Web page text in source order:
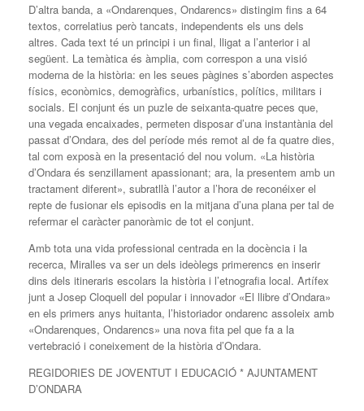
D’altra banda, a «Ondarenques, Ondarencs» distingim fins a 64
textos, correlatius però tancats, independents els uns dels
altres. Cada text té un principi i un final, lligat a l’anterior i al
següent. La temàtica és àmplia, com correspon a una visió
moderna de la història: en les seues pàgines s’aborden aspectes
físics, econòmics, demogràfics, urbanístics, polítics, militars i
socials. El conjunt és un puzle de seixanta-quatre peces que,
una vegada encaixades, permeten disposar d’una instantània del
passat d’Ondara, des del període més remot al de fa quatre dies,
tal com exposà en la presentació del nou volum. «La història
d’Ondara és senzillament apassionant; ara, la presentem amb un
tractament diferent», subratllà l’autor a l’hora de reconéixer el
repte de fusionar els episodis en la mitjana d’una plana per tal de
refermar el caràcter panoràmic de tot el conjunt.
Amb tota una vida professional centrada en la docència i la
recerca, Miralles va ser un dels ideòlegs primerencs en inserir
dins dels itineraris escolars la història i l’etnografia local. Artífex
junt a Josep Cloquell del popular i innovador «El llibre d’Ondara»
en els primers anys huitanta, l’historiador ondarenc assoleix amb
«Ondarenques, Ondarencs» una nova fita pel que fa a la
vertebració i coneixement de la història d’Ondara.
REGIDORIES DE JOVENTUT I EDUCACIÓ * AJUNTAMENT
D’ONDARA